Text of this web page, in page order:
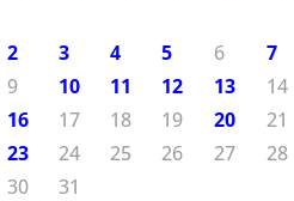
2
3 4 5 6 7
9
10 11 12 13 14
16
17 18 19 20 21
23
24 25 26 27 28
30
31